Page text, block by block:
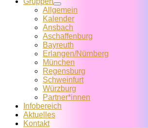
Allgemein
Kalender
Ansbach
Aschaffenburg
Bayreuth
Erlangen/Nürnberg
München
Regensburg
Schweinfurt
Würzburg
Partner*innen
Infobereich
Aktuelles
Kontakt